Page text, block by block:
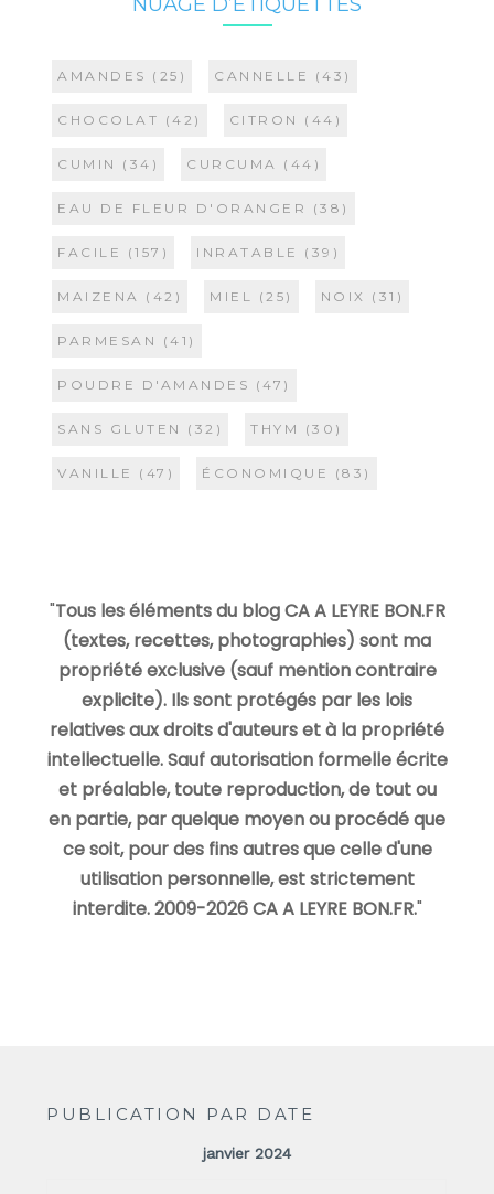
AMANDES (25) CANNELLE (43)
CHOCOLAT (42) CITRON (44)
CUMIN (34) CURCUMA (44)
EAU DE FLEUR D'ORANGER (38)
FACILE (157) INRATABLE (39)
MAIZENA (42) MIEL (25) NOIX (31)
PARMESAN (41)
POUDRE D'AMANDES (47)
SANS GLUTEN (32) THYM (30)
VANILLE (47) ÉCONOMIQUE (83)
"Tous les éléments du blog CA A LEYRE BON.FR
(textes, recettes, photographies) sont ma
propriété exclusive (sauf mention contraire
explicite). Ils sont protégés par les lois
relatives aux droits d'auteurs et à la propriété
intellectuelle. Sauf autorisation formelle écrite
et préalable, toute reproduction, de tout ou
en partie, par quelque moyen ou procédé que
ce soit, pour des fins autres que celle d'une
utilisation personnelle, est strictement
interdite. 2009-2026 CA A LEYRE BON.FR."
PUBLICATION PAR DATE
janvier 2024